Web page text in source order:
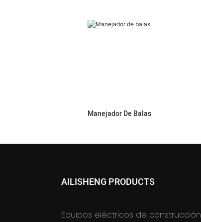
Manejador De Balas
AILISHENG PRODUCTS
Equipos eléctricos de construcción